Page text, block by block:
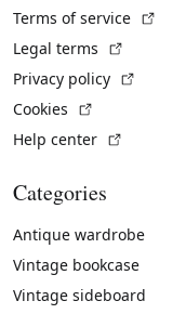
Terms of service
Legal terms
Privacy policy
Cookies
Help center
Categories
Antique wardrobe
Vintage bookcase
Vintage sideboard